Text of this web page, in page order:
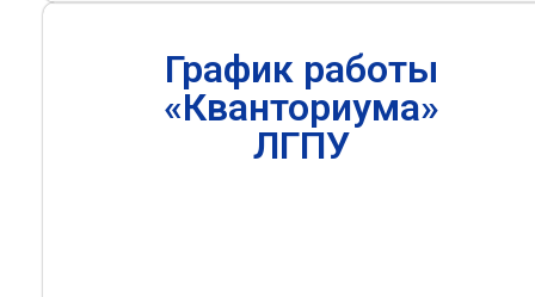
График работы
«Кванториума»
ЛГПУ